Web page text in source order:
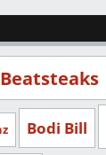
Beatsteaks
Bodi Bill